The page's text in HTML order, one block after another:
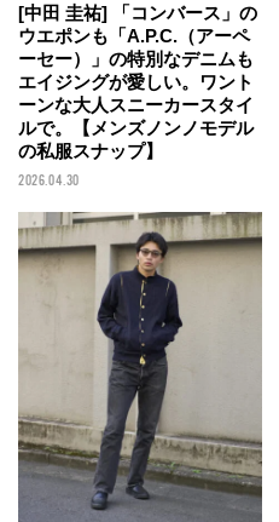
[中田 圭祐] 「コンバース」の
ウエポンも「A.P.C.（アーペ
ーセー）」の特別なデニムも
エイジングが愛しい。ワント
ーンな大人スニーカースタイ
ルで。【メンズノンノモデル
の私服スナップ】
2026.04.30